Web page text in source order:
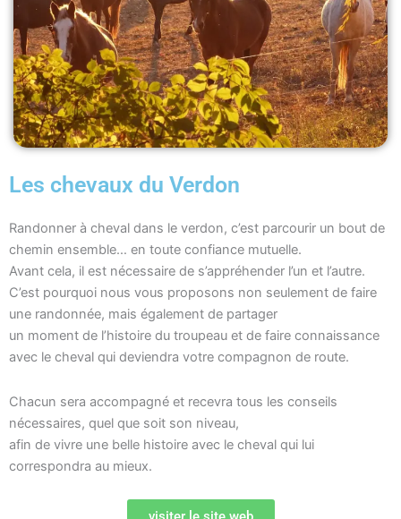
Les chevaux du Verdon
Randonner à cheval dans le verdon, c’est parcourir un bout de
chemin ensemble… en toute confiance mutuelle.
Avant cela, il est nécessaire de s’appréhender l’un et l’autre.
C’est pourquoi nous vous proposons non seulement de faire
une randonnée, mais également de partager
un moment de l’histoire du troupeau et de faire connaissance
avec le cheval qui deviendra votre compagnon de route.
Chacun sera accompagné et recevra tous les conseils
nécessaires, quel que soit son niveau,
afin de vivre une belle histoire avec le cheval qui lui
correspondra au mieux.